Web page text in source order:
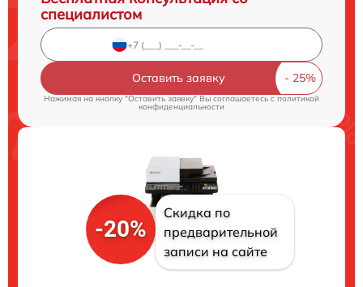
специалистом
Оставить заявку
Нажимая на кнопку "Оставить заявку" Вы соглашаетесь c политикой
конфиденциальности
-20%
Скидка по
предварительной
записи на сайте